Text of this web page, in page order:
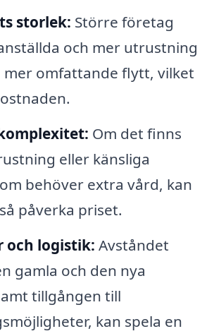
storlek: Större företag
och mer utrustning
mer omfattande flytt, vilket
Om det finns
eller känsliga
behöver extra vård, kan
påverka priset.
och logistik: Avståndet
gamla och den nya
tillgången till
kan spela en